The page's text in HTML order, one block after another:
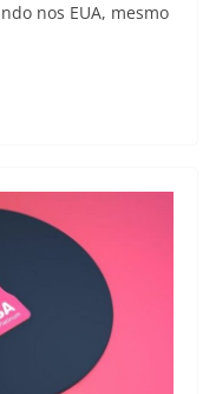
nos EUA, mesmo